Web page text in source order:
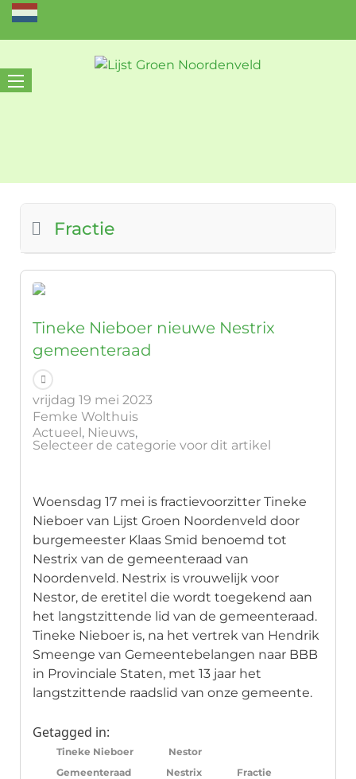
Fractie
Tineke Nieboer nieuwe Nestrix
gemeenteraad
vrijdag 19 mei 2023
Femke Wolthuis
Actueel Nieuws
Selecteer de categorie voor dit artikel
Woensdag 17 mei is fractievoorzitter Tineke
Nieboer van Lijst Groen Noordenveld door
burgemeester Klaas Smid benoemd tot
Nestrix van de gemeenteraad van
Noordenveld. Nestrix is vrouwelijk voor
Nestor, de eretitel die wordt toegekend aan
het langstzittende lid van de gemeenteraad.
Tineke Nieboer is, na het vertrek van Hendrik
Smeenge van Gemeentebelangen naar BBB
in Provinciale Staten, met 13 jaar het
langstzittende raadslid van onze gemeente.
Getagged in:
Tineke Nieboer
Nestor
Gemeenteraad
Nestrix Fractie